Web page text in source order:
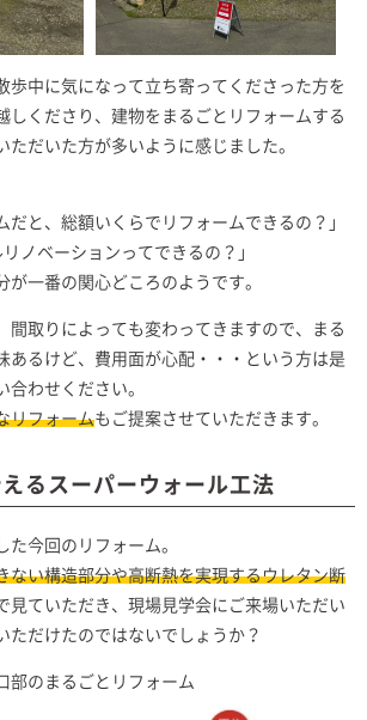
歩中に気になって立ち寄ってくださった方を
しくださり、建物をまるごとリフォームする
ただいた方が多いように感じました。
だと、総額いくらでリフォームできるの？」
ノベーションってできるの？」
が一番の関心どころのようです。
間取りによっても変わってきますので、まる
あるけど、費用面が心配・・・という方は是
合わせください。
リフォームもご提案させていただきます。
るスーパーウォール工法
た今回のリフォーム。
ない構造部分や高断熱を実現するウレタン断
見ていただき、現場見学会にご来場いただい
ただけたのではないでしょうか？
のまるごとリフォーム